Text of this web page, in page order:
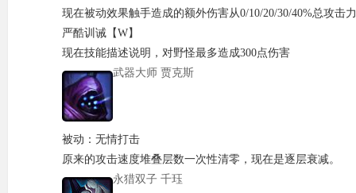
现在被动效果触手造成的额外伤害从0/10/20/30/40%总攻击力
严酷训诫【W】
现在技能描述说明，对野怪最多造成300点伤害
武器大师 贾克斯
被动：无情打击
原来的攻击速度堆叠层数一次性清零，现在是逐层衰减。
永猎双子 千珏